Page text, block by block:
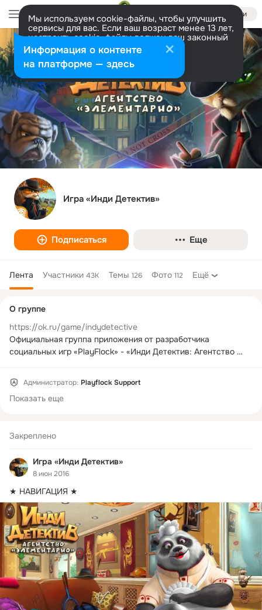
Войти
Мы используем cookie-файлы, чтобы улучшить
сервисы для вас. Если ваш возраст менее 13 лет,
настроить cookie-файлы должен ваш законный
представитель. Больше информации
Разрешить все Настроить
Игра «Инди Детектив»
Подписаться Еще
Лента Участники 43K Темы 126 Фото 112 Ещё
Закреплено
Игра «Инди Детектив»
8 июн 2016
★ НАВИГАЦИЯ ★
колонка
О группе
https://ok.ru/game/indydetective
Официальная группа приложения от разработчика
социальных игр «PlayFlock» - «Инди Детектив: Агентство
Администратор: Playflock Support
Показать еще
Информация о контенте
на платформе — здесь